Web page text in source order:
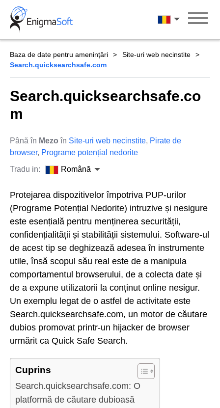
Skip
content
Română
Baza de date pentru amenințări
Site-uri web necinstite
Search.quicksearchsafe.com
Search.quicksearchsafe.co
m
Până în Mezo în Site-uri web necinstite, Pirate de
browser, Programe potențial nedorite
Tradu in:
Română
Protejarea dispozitivelor împotriva PUP-urilor
(Programe Potențial Nedorite) intruzive și nesigure
este esențială pentru menținerea securității,
confidențialității și stabilității sistemului. Software-ul
de acest tip se deghizează adesea în instrumente
utile, însă scopul său real este de a manipula
comportamentul browserului, de a colecta date și
de a expune utilizatorii la conținut online nesigur.
Un exemplu legat de o astfel de activitate este
Search.quicksearchsafe.com, un motor de căutare
dubios promovat printr-un hijacker de browser
urmărit ca Quick Safe Search.
Cuprins
Search.quicksearchsafe.com: O
platformă de căutare dubioasă